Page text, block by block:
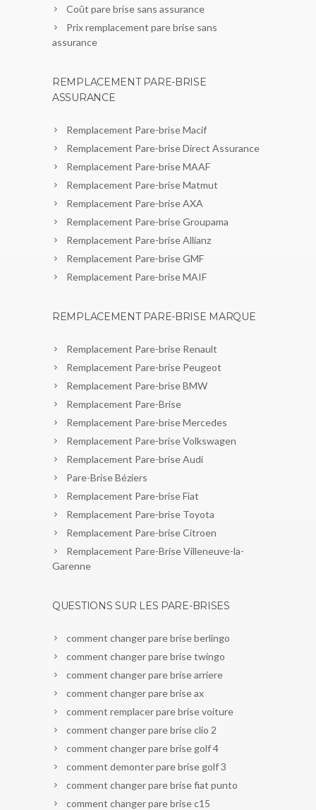
Coût pare brise sans assurance
Prix remplacement pare brise sans
assurance
REMPLACEMENT PARE-BRISE
ASSURANCE
Remplacement Pare-brise Macif
Remplacement Pare-brise Direct Assurance
Remplacement Pare-brise MAAF
Remplacement Pare-brise Matmut
Remplacement Pare-brise AXA
Remplacement Pare-brise Groupama
Remplacement Pare-brise Allianz
Remplacement Pare-brise GMF
Remplacement Pare-brise MAIF
REMPLACEMENT PARE-BRISE MARQUE
Remplacement Pare-brise Renault
Remplacement Pare-brise Peugeot
Remplacement Pare-brise BMW
Remplacement Pare-Brise
Remplacement Pare-brise Mercedes
Remplacement Pare-brise Volkswagen
Remplacement Pare-brise Audi
Pare-Brise Béziers
Remplacement Pare-brise Fiat
Remplacement Pare-brise Toyota
Remplacement Pare-brise Citroen
Remplacement Pare-Brise Villeneuve-la-
Garenne
QUESTIONS SUR LES PARE-BRISES
comment changer pare brise berlingo
comment changer pare brise twingo
comment changer pare brise arriere
comment changer pare brise ax
comment remplacer pare brise voiture
comment changer pare brise clio 2
comment changer pare brise golf 4
comment demonter pare brise golf 3
comment changer pare brise fiat punto
comment changer pare brise c15